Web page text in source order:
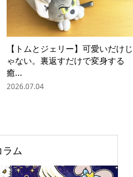
【トムとジェリー】可愛いだけじ
ゃない。裏返すだけで変身する
癒...
2026.07.04
ラム
contact us share me!